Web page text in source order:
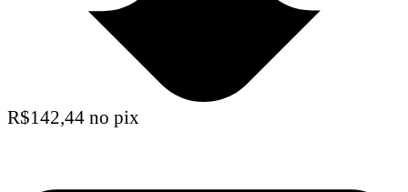
R$142,44 no pix